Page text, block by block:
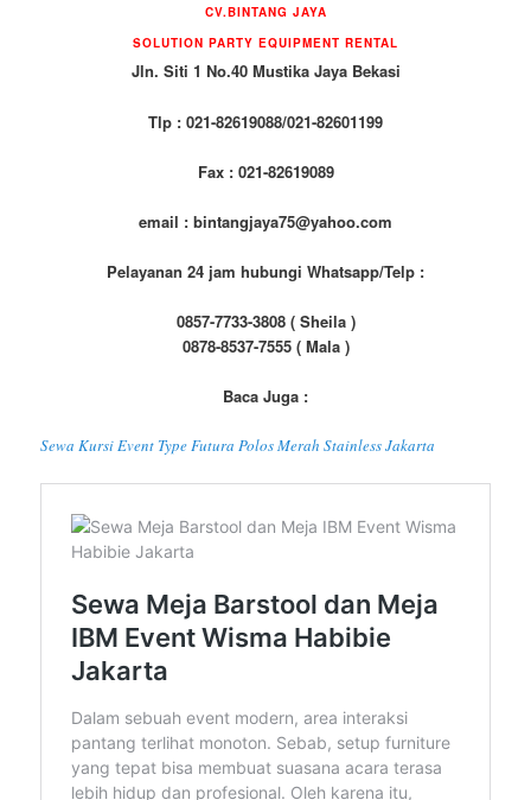
CV.BINTANG JAYA
SOLUTION PARTY EQUIPMENT RENTAL
Jln. Siti 1 No.40 Mustika Jaya Bekasi
Tlp : 021-82619088/021-82601199
Fax : 021-82619089
email : bintangjaya75@yahoo.com
Pelayanan 24 jam hubungi Whatsapp/Telp :
0857-7733-3808 ( Sheila )
0878-8537-7555 ( Mala )
Baca Juga :
Sewa Kursi Event Type Futura Polos Merah Stainless Jakarta